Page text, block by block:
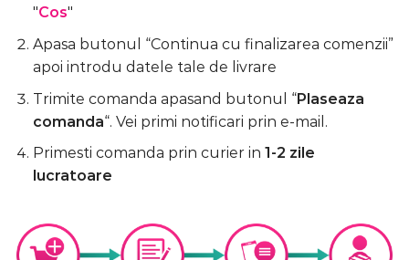
"Cos"
Apasa butonul “Continua cu finalizarea comenzii”
apoi introdu datele tale de livrare
Trimite comanda apasand butonul “Plaseaza
comanda“. Vei primi notificari prin e-mail.
Primesti comanda prin curier in 1-2 zile
lucratoare